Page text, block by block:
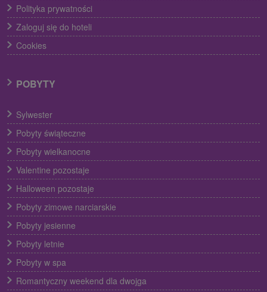
Polityka prywatności
Zaloguj się do hoteli
Cookies
POBYTY
Sylwester
Pobyty świąteczne
Pobyty wielkanocne
Valentine pozostaje
Halloween pozostaje
Pobyty zimowe narciarskie
Pobyty jesienne
Pobyty letnie
Pobyty w spa
Romantyczny weekend dla dwojga